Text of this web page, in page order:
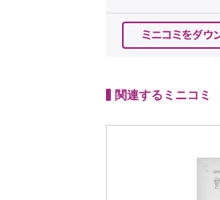
関連するミニコミ